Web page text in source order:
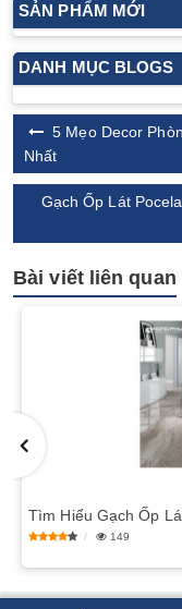
SẢN PHẨM MỚI
DANH MỤC BLOGS
5 Mẹo Decor
Nhất
​Gạch Ốp Lát
Bài viết liên quan
​Tìm Hiểu Gạch Ốp
149